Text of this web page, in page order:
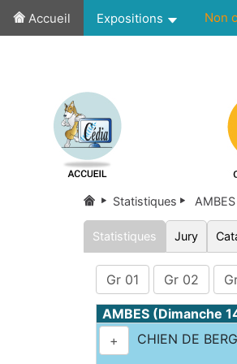
Accueil Expositions Non
Statistiques
Statistiques Jury
Gr 01 Gr 02
AMBES
+
CHIEN DE